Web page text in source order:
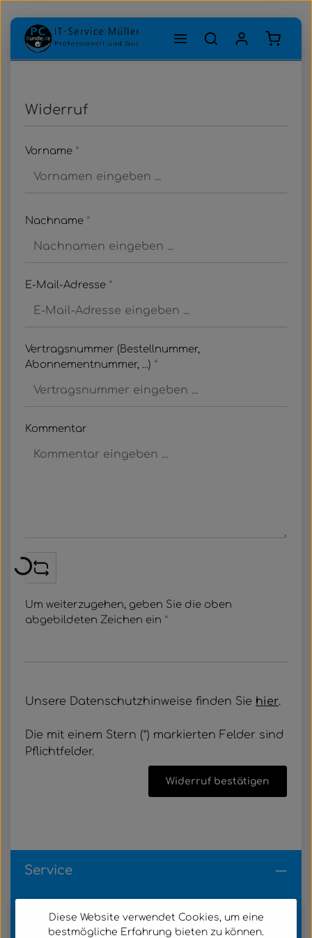
Zum Hauptinhalt springen
Widerruf
Vorname *
Nachname *
E-Mail-Adresse *
Vertragsnummer (Bestellnummer,
Abonnementnummer, ...) *
Kommentar
Loading...
Um weiterzugehen, geben Sie die oben
abgebildeten Zeichen ein *
Unsere Datenschutzhinweise finden Sie hier.
Die mit einem Stern (*) markierten Felder sind
Pflichtfelder.
Widerruf bestätigen
Service
Kundenservice
Diese Website verwendet Cookies, um eine
bestmögliche Erfahrung bieten zu können.